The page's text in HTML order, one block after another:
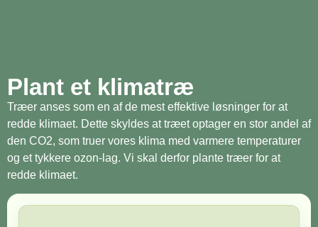
Plant et klimatræ
Træer anses som en af de mest effektive løsninger for at
redde klimaet. Dette skyldes at træet optager en stor andel af
den CO2, som truer vores klima med varmere temperaturer
og et tykkere ozon-lag. Vi skal derfor plante træer for at
redde klimaet.